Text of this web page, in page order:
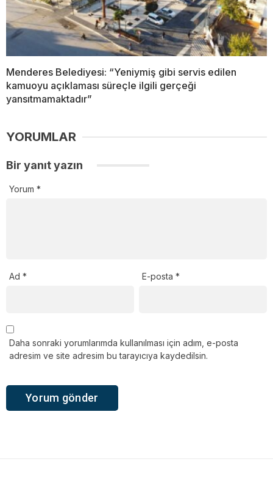
Menderes Belediyesi: “Yeniymiş gibi servis edilen
kamuoyu açıklaması süreçle ilgili gerçeği
yansıtmamaktadır”
YORUMLAR
Bir yanıt yazın
Yorum *
Ad * E-posta*
Daha sonraki yorumlarımda kullanılması için adım, e-posta
adresim ve site adresim bu tarayıcıya kaydedilsin.